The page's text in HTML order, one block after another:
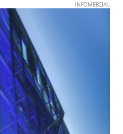
INFOMERCIAL